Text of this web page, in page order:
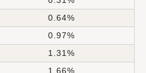
0.64%
0.97%
1.31%
1.66%